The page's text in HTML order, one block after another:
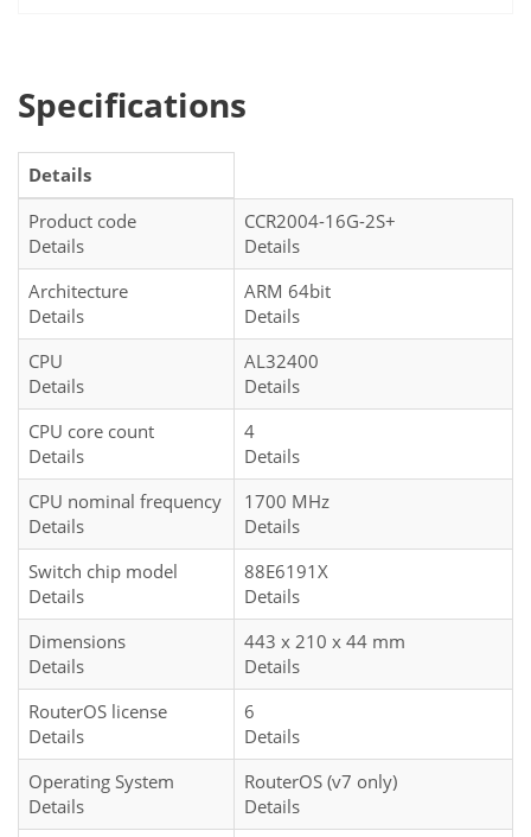
Specifications
Details
Product code
Details
CCR2004-16G-2S+
Details
Architecture
Details
ARM 64bit
Details
CPU
Details
AL32400
Details
CPU core count
Details
4
Details
CPU nominal frequency
Details
1700 MHz
Details
Switch chip model
Details
88E6191X
Details
Dimensions
Details
443 x 210 x 44 mm
Details
RouterOS license
Details
6
Details
Operating System
Details
RouterOS (v7 only)
Details